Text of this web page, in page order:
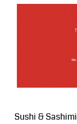
Sushi & Sashimi